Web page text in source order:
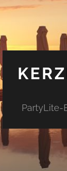
PartyLite-